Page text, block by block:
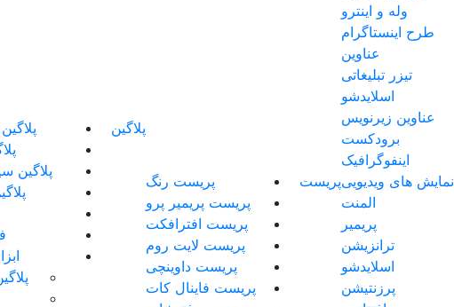
وله و اینترو
طرح اینستاگرام
عناوین
تیزر تبلیغاتی
اسلایدشو
عناوین زیرنویس
برودکست
اینفوگرافیک
نمایش های ویدیویی
المنت
پریمیر
ترانزیشن
اسلایدشو
پرزنتیشن
پریست
پریست رنگ
پریست پریمیر پرو
پریست افترافکت
پریست لایت روم
پریست داوینچی
پریست فاینال کات
پلاگین
پلاگین